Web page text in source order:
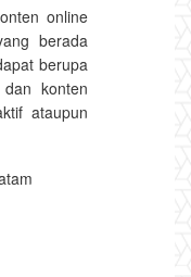
online
berada
berupa
konten
ataupun